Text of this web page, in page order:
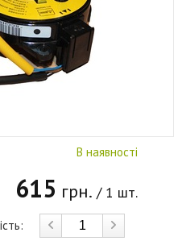
В наявності
615 грн. / 1 шт.